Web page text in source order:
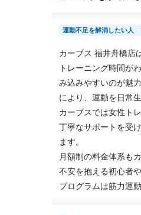
運動不足を解消したい人
カーブス 福井舟橋店
トレーニング時間が
み込みやすいのが魅
により、運動を日常
カーブスでは女性ト
丁寧なサポートを受
ます。
月額制の料金体系も
不安を抱える初心者
プログラムは筋力運